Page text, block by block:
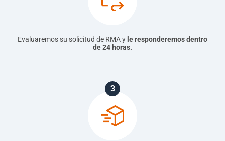
Evaluaremos su solicitud de RMA y le responderemos dentro
de 24 horas.
3